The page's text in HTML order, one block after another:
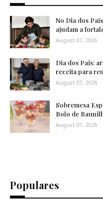
No Dia dos
ajudam a
August 07, 2026
Dia dos Pais:
receita para
August 07, 2026
Sobremesa
Bolo de
August 07, 2026
Populares